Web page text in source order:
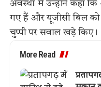
अवस्था में उन्होंने कहा
गए हैं और यूजीसी बिल
चुप्पी पर सवाल खड़े किए।
More Read